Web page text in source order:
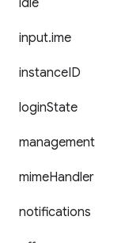
idle
input.ime
instanceID
loginState
management
mimeHandler
notifications